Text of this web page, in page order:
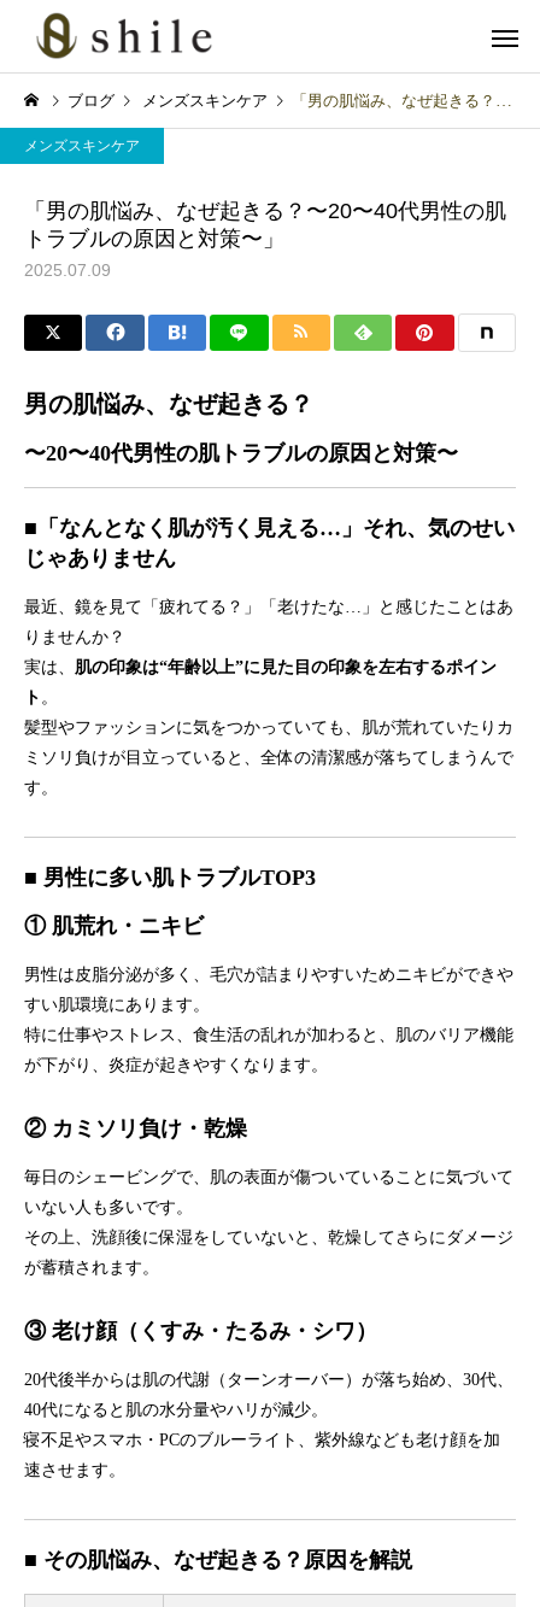
美肌脱毛
策！グロッティ育毛スパの
ブログ メンズスキンケア 「男の肌悩み、なぜ起きる？〜20〜40代男性の肌トラブルの原因と対策〜」
メンズスキンケア
「男の肌悩み、なぜ起きる？〜20〜40代男性の肌
トラブルの原因と対策〜」
2025.07.09
男の肌悩み、なぜ起きる？
〜20〜40代男性の肌トラブルの原因と対策〜
■「なんとなく肌が汚く見える…」それ、気のせい
じゃありません
最近、鏡を見て「疲れてる？」「老けたな…」と感じたことはあ
りませんか？
実は、 肌の印象は“年齢以上”に見た目の印象を左右するポイン
ト 。
髪型やファッションに気をつかっていても、肌が荒れていたりカ
ミソリ負けが目立っていると、全体の清潔感が落ちてしまうんで
す。
■ 男性に多い肌トラブルTOP3
① 肌荒れ・ニキビ
男性は皮脂分泌が多く、毛穴が詰まりやすいためニキビができや
すい肌環境にあります。
特に仕事やストレス、食生活の乱れが加わると、肌のバリア機能
が下がり、炎症が起きやすくなります。
② カミソリ負け・乾燥
毎日のシェービングで、肌の表面が傷ついていることに気づいて
いない人も多いです。
その上、洗顔後に保湿をしていないと、乾燥してさらにダメージ
が蓄積されます。
③ 老け顔（くすみ・たるみ・シワ）
20代後半からは肌の代謝（ターンオーバー）が落ち始め、30代、
40代になると肌の水分量やハリが減少。
寝不足やスマホ・PCのブルーライト、紫外線なども老け顔を加
速させます。
■ その肌悩み、なぜ起きる？原因を解説